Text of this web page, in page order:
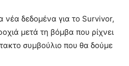
νέα δεδομένα για το Survivor,
μετά τη βόμβα που ρίχνει
συμβούλιο που θα δούμε